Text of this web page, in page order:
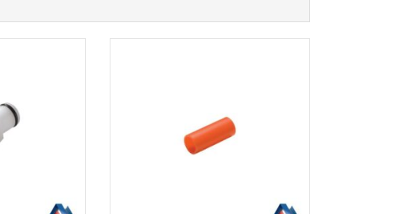
IN DEN
WARENKORB